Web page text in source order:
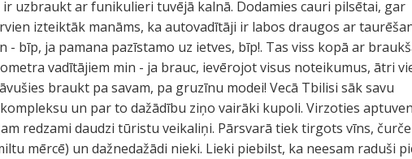
uzbraukt ar funikulieri tuvējā kalnā. Dodamies cauri pilsētai, gar
izteiktāk manāms, ka autovadītāji ir labos draugos ar
- bīp, ja pamana pazīstamo uz ietves, bīp!. Tas viss kopā ar
vadītājiem min - ja brauc, ievērojot visus noteikumus, ātri
braukt pa savam, pa gruzīnu modei! Vecā Tbilisi sāk savu
un par to dažādību ziņo vairāki kupoli. Virzoties
redzami daudzi tūristu veikaliņi. Pārsvarā tiek tirgots vīns,
mērcē) un dažnedažādi nieki. Lieki piebilst, ka neesam raduši